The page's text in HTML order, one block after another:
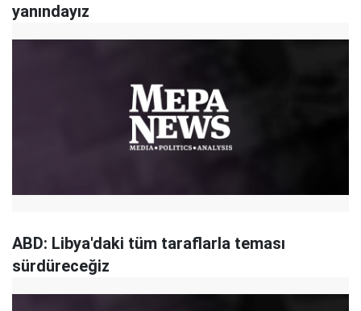
yanındayız
ABD: Libya'daki tüm taraflarla teması
sürdüreceğiz